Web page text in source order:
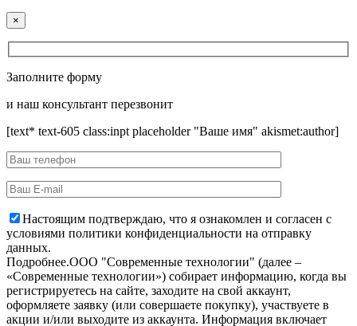
×
Заполните форму
и наш консультант перезвонит
[text* text-605 class:inpt placeholder "Ваше имя" akismet:author]
Настоящим подтверждаю, что я ознакомлен и согласен с
условиями политики конфиденциальности на отправку
данных.
Подробнее.OOO "Современные технологии" (далее –
«Современные технологии») собирает информацию, когда вы
регистрируетесь на сайте, заходите на свой аккаунт,
оформляете заявку (или совершаете покупку), участвуете в
акции и/или выходите из аккаунта. Информация включает